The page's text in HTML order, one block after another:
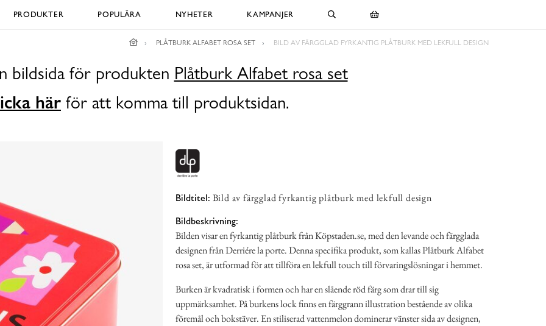
PRODUKTER POPULÄRA NYHETER KAMPANJER
PLÅTBURK ALFABET ROSA SET BILD AV FÄRGGLAD FYRKANTIG PLÅTBURK MED LEKFULL DESIGN
bildsida för produkten Plåtburk Alfabet rosa set
här för att komma till produktsidan.
Bildtitel: Bild av färgglad fyrkantig plåtburk med lekfull design
Bildbeskrivning:
Bilden visar en fyrkantig plåtburk från Köpstaden.se, med den levande och färgglada
designen från Derriére la porte. Denna specifika produkt, som kallas Plåtburk Alfabet
rosa set, är utformad för att tillföra en lekfull touch till förvaringslösningar i hemmet.
Burken är kvadratisk i formen och har en slående röd färg som drar till sig
uppmärksamhet. På burkens lock finns en färggrann illustration bestående av olika
föremål och bokstäver. En stiliserad vattenmelon dominerar vänster sida av designen,